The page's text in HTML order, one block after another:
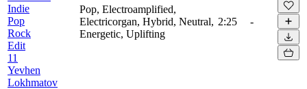
Indie
Pop
Rock
Edit
11
Yevhen
Lokhmatov
Pop, Electroamplified,
Electricorgan, Hybrid, Neutral,
Energetic, Uplifting
2:25 -